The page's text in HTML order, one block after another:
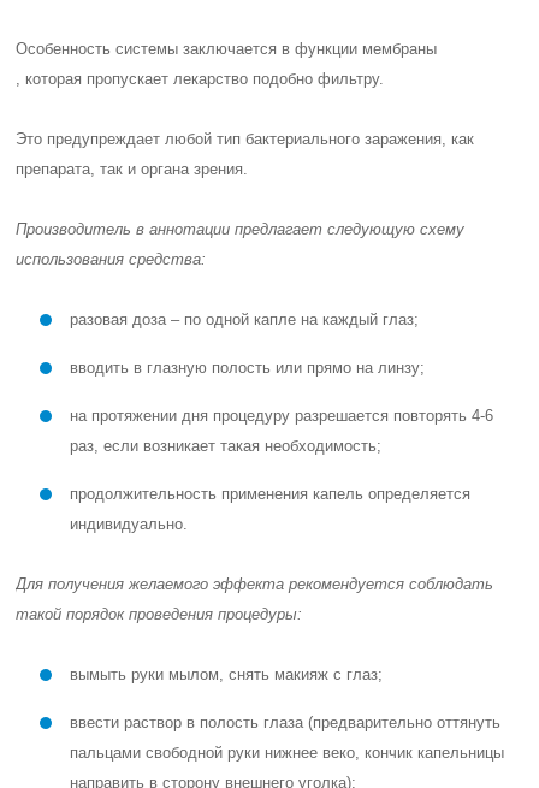
Особенность системы заключается в функции мембраны
, которая пропускает лекарство подобно фильтру.
Это предупреждает любой тип бактериального заражения, как
препарата, так и органа зрения.
Производитель в аннотации предлагает следующую схему
использования средства:
разовая доза – по одной капле на каждый глаз;
вводить в глазную полость или прямо на линзу;
на протяжении дня процедуру разрешается повторять 4-6
раз, если возникает такая необходимость;
продолжительность применения капель определяется
индивидуально.
Для получения желаемого эффекта рекомендуется соблюдать
такой порядок проведения процедуры:
вымыть руки мылом, снять макияж с глаз;
ввести раствор в полость глаза (предварительно оттянуть
пальцами свободной руки нижнее веко, кончик капельницы
направить в сторону внешнего уголка);